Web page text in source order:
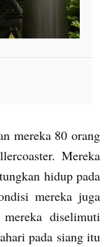
mereka 80 orang
Mereka
hidup pada
mereka juga
diselimuti
pada siang itu